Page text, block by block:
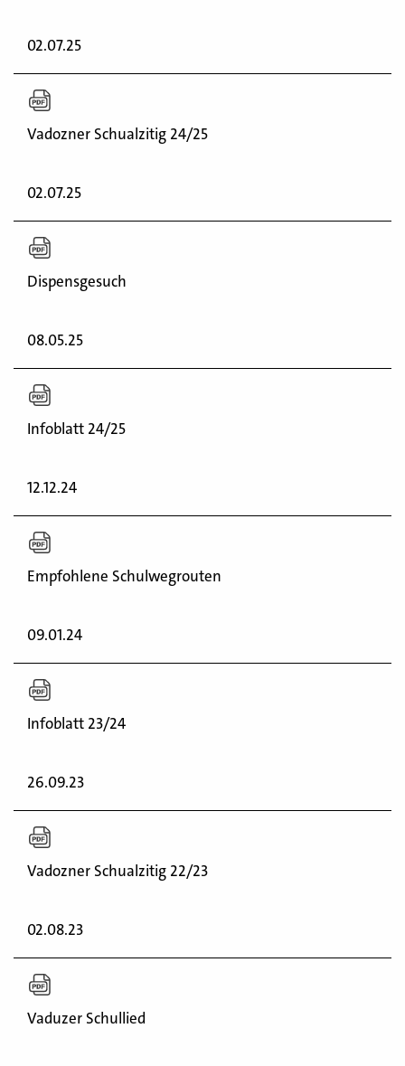
02.07.25
Vadozner Schualzitig 24/25
02.07.25
Dispensgesuch
08.05.25
Infoblatt 24/25
12.12.24
Empfohlene Schulwegrouten
09.01.24
Infoblatt 23/24
26.09.23
Vadozner Schualzitig 22/23
02.08.23
Vaduzer Schullied